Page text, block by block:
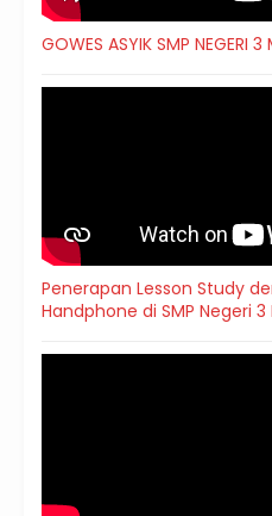
GOWES ASYIK SMP NEGERI 3
Penerapan Lesson Study
Handphone di SMP Negeri